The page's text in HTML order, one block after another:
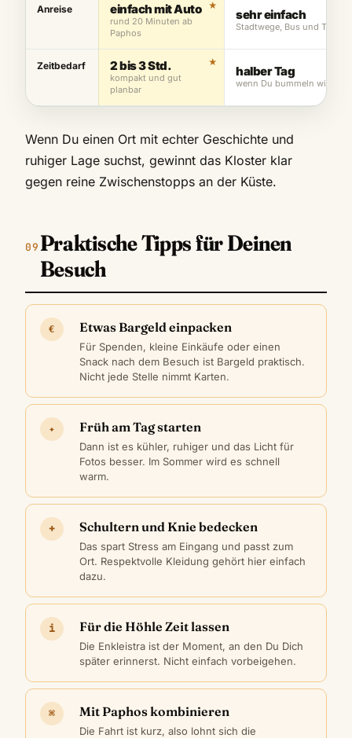
Anreise einfach mit Auto
rund 20 Minuten ab
Paphos
sehr einfach
Stadtwege, Bus und Taxi
Zeitbedarf 2 bis 3 Std.
kompakt und gut
planbar
halber Tag
wenn Du bummeln willst
Wenn Du einen Ort mit echter Geschichte und
ruhiger Lage suchst, gewinnt das Kloster klar
gegen reine Zwischenstopps an der Küste.
Praktische Tipps für Deinen
Besuch
€ Etwas Bargeld einpacken
Für Spenden, kleine Einkäufe oder einen
Snack nach dem Besuch ist Bargeld praktisch.
Nicht jede Stelle nimmt Karten.
✦ Früh am Tag starten
Dann ist es kühler, ruhiger und das Licht für
Fotos besser. Im Sommer wird es schnell
warm.
+ Schultern und Knie bedecken
Das spart Stress am Eingang und passt zum
Ort. Respektvolle Kleidung gehört hier einfach
dazu.
i Für die Höhle Zeit lassen
Die Enkleistra ist der Moment, an den Du Dich
später erinnerst. Nicht einfach vorbeigehen.
⌘ Mit Paphos kombinieren
Die Fahrt ist kurz, also lohnt sich die